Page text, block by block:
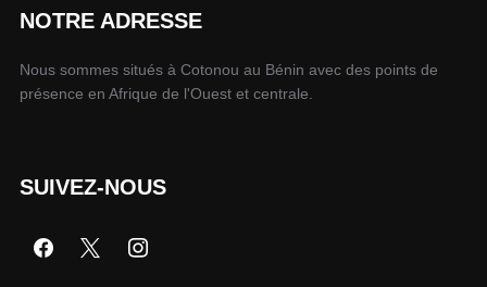
NOTRE ADRESSE
Nous sommes situés à Cotonou au Bénin avec des points de
présence en Afrique de l'Ouest et centrale.
SUIVEZ-NOUS